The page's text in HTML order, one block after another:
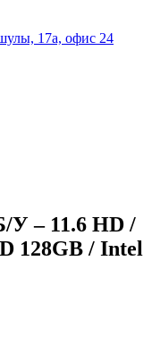
17а, офис 24
У – 11.6 HD /
128GB / Intel